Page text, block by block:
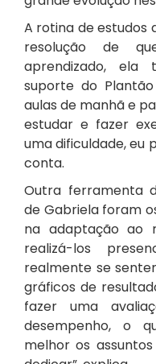
A rotina de estudos
resolução de
aprendizado,
suporte do Plantão
aulas de manhã e
estudar e fazer
uma dificuldade, eu
conta.
Outra ferramenta
de Gabriela foram
na adaptação ao
realizá-los
realmente se
gráficos de
fazer uma
desempenho, o
melhor os